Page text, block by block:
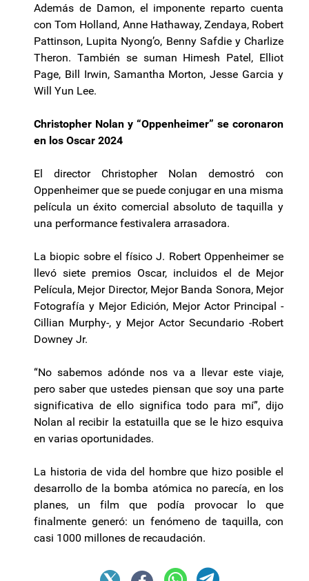
Además de Damon, el imponente reparto cuenta
con Tom Holland, Anne Hathaway, Zendaya, Robert
Pattinson, Lupita Nyong’o, Benny Safdie y Charlize
Theron. También se suman Himesh Patel, Elliot
Page, Bill Irwin, Samantha Morton, Jesse Garcia y
Will Yun Lee.
Christopher Nolan y “Oppenheimer” se coronaron
en los Oscar 2024
El director Christopher Nolan demostró con
Oppenheimer que se puede conjugar en una misma
película un éxito comercial absoluto de taquilla y
una performance festivalera arrasadora.
La biopic sobre el físico J. Robert Oppenheimer se
llevó siete premios Oscar, incluidos el de Mejor
Película, Mejor Director, Mejor Banda Sonora, Mejor
Fotografía y Mejor Edición, Mejor Actor Principal -
Cillian Murphy-, y Mejor Actor Secundario -Robert
Downey Jr.
“No sabemos adónde nos va a llevar este viaje,
pero saber que ustedes piensan que soy una parte
significativa de ello significa todo para mí”, dijo
Nolan al recibir la estatuilla que se le hizo esquiva
en varias oportunidades.
La historia de vida del hombre que hizo posible el
desarrollo de la bomba atómica no parecía, en los
planes, un film que podía provocar lo que
finalmente generó: un fenómeno de taquilla, con
casi 1000 millones de recaudación.